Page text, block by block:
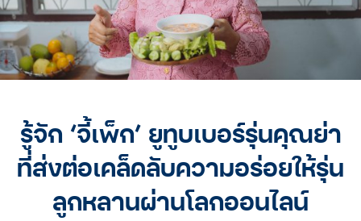
รู้จัก ‘จี้เพ็ก’ ยูทูบเบอร์รุ่นคุณย่า
ที่ส่งต่อเคล็ดลับความอร่อยให้รุ่น
ลูกหลานผ่านโลกออนไลน์